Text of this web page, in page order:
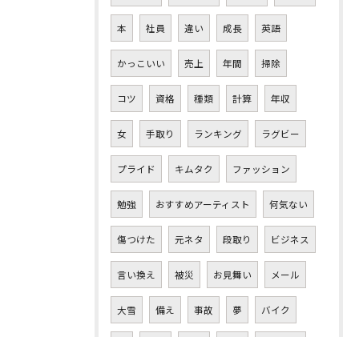
本 社員 違い 成長 英語
かっこいい 売上 年間 掃除
コツ 資格 種類 計算 年収
女 手取り ランキング ラグビー
プライド キムタク ファッション
勉強 おすすめアーティスト 何気ない
傷つけた 元ネタ 段取り ビジネス
言い換え 被災 お見舞い メール
大雪 備え 事故 夢 バイク